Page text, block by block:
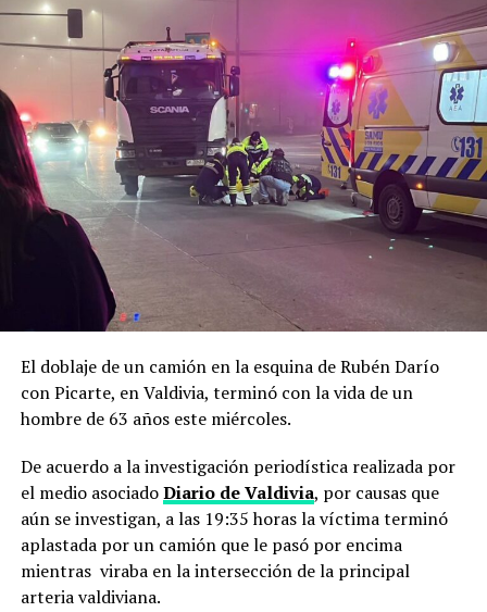
El doblaje de un camión en la esquina de Rubén Darío
con Picarte, en Valdivia, terminó con la vida de un
hombre de 63 años este miércoles.
De acuerdo a la investigación periodística realizada por
el medio asociadoDiario de Valdivia, por causas que
aún se investigan, a las 19:35 horas la víctima terminó
aplastada por un camión que le pasó por encima
mientras viraba en la intersección de la principal
arteria valdiviana.